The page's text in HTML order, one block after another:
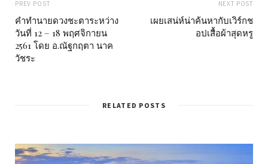
PREV POST
คำทำนายดวงชะตาระหว่าง
วันที่ 12 – 18 พฤศจิกายน
2561 โดย อ.ณัฐกฤตา นาค
วัชระ
NEXT POST
เผยเสน่ห์น่าค้นหากับเวิร์กช
อปเสื้อผ้าสุดหรู
RELATED POSTS